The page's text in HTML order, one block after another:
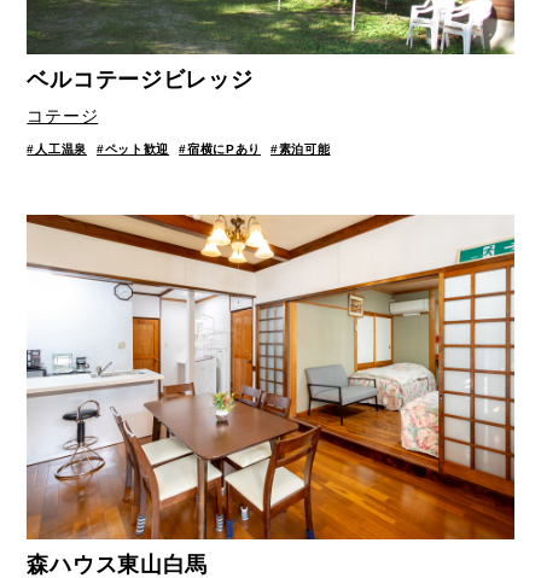
ベルコテージビレッジ
コテージ
#人工温泉 #ペット歓迎 #宿横にPあり #素泊可能
森ハウス東山白馬